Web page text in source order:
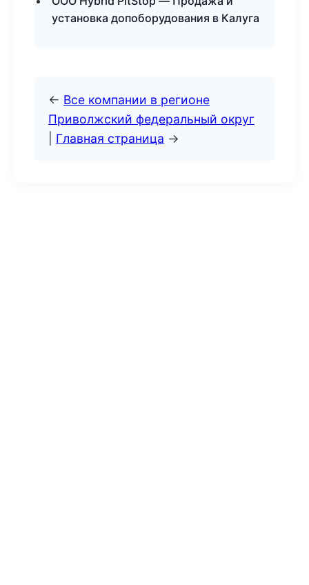
установка допоборудования в Калуга
← Все компании в регионе
Приволжский федеральный округ
Главная страница →